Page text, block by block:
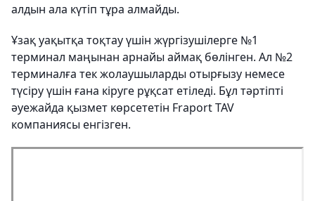
алдын ала күтіп тұра алмайды.
Ұзақ уақытқа тоқтау үшін жүргізушілерге №1
терминал маңынан арнайы аймақ бөлінген. Ал №2
терминалға тек жолаушыларды отырғызу немесе
түсіру үшін ғана кіруге рұқсат етіледі. Бұл тәртіпті
әуежайда қызмет көрсететін Fraport TAV
компаниясы енгізген.